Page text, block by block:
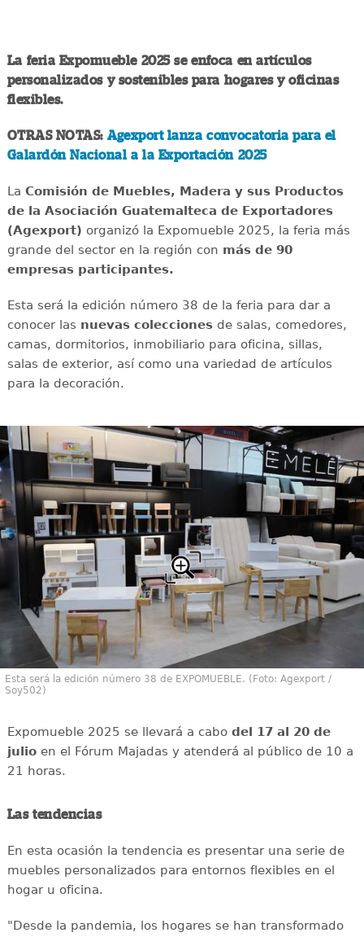
La feria Expomueble 2025 se enfoca en artículos
personalizados y sostenibles para hogares y oficinas
flexibles.
OTRAS NOTAS: Agexport lanza convocatoria para el
Galardón Nacional a la Exportación 2025
La Comisión de Muebles, Madera y sus Productos
de la Asociación Guatemalteca de Exportadores
(Agexport) organizó la Expomueble 2025, la feria más
grande del sector en la región con más de 90
empresas participantes.
Esta será la edición número 38 de la feria para dar a
conocer las nuevas coleccionesde salas, comedores,
camas, dormitorios, inmobiliario para oficina, sillas,
salas de exterior, así como una variedad de artículos
para la decoración.
Esta será la edición número 38 de EXPOMUEBLE. (Foto: Agexport /
Soy502)
Expomueble 2025 se llevará a cabo del 17 al 20 de
julioen el Fórum Majadas y atenderá al público de 10 a
21 horas.
Las tendencias
En esta ocasión la tendencia es presentar una serie de
muebles personalizados para entornos flexibles en el
hogar u oficina.
"Desde la pandemia, los hogares se han transformado